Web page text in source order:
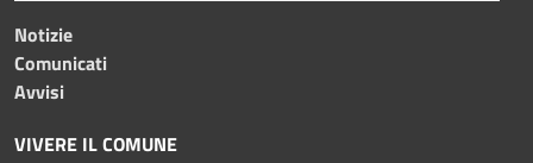
Notizie
Comunicati
Avvisi
VIVERE IL COMUNE